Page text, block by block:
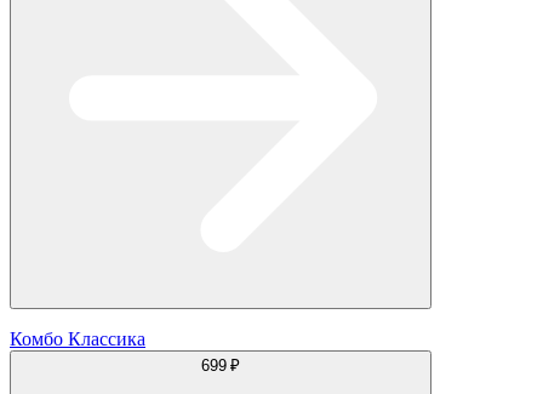
Комбо Классика
699 ₽